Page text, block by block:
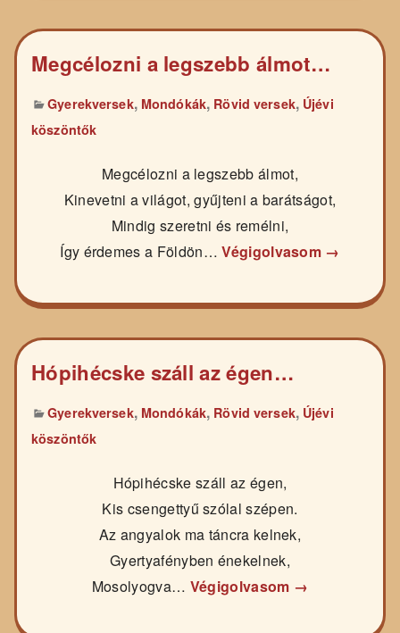
Megcélozni a legszebb álmot…
Gyerekversek, Mondókák, Rövid versek, Újévi
köszöntők
Megcélozni a legszebb álmot,
Kinevetni a világot, gyűjteni a barátságot,
Mindig szeretni és remélni,
Így érdemes a Földön…Végigolvasom →
Hópihécske száll az égen…
Gyerekversek, Mondókák, Rövid versek, Újévi
köszöntők
Hópihécske száll az égen,
Kis csengettyű szólal szépen.
Az angyalok ma táncra kelnek,
Gyertyafényben énekelnek,
Mosolyogva… Végigolvasom →